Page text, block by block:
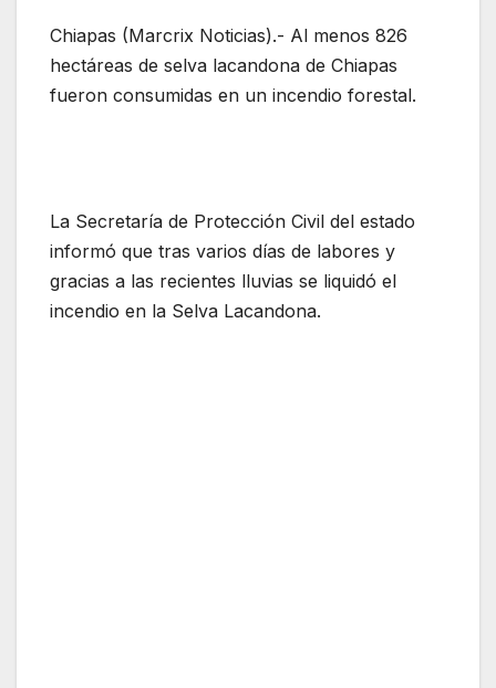
Chiapas (Marcrix Noticias).- Al menos 826
hectáreas de selva lacandona de Chiapas
fueron consumidas en un incendio forestal.
La Secretaría de Protección Civil del estado
informó que tras varios días de labores y
gracias a las recientes lluvias se liquidó el
incendio en la Selva Lacandona.